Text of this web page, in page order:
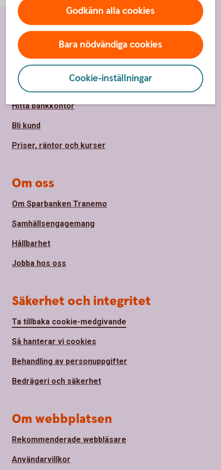
Godkänn alla cookies
Bara nödvändiga cookies
Cookie-inställningar
Sidfot
Hitta snabbt
Kontakta oss
Spärrhjälp
Hitta bankkontor
Bli kund
Priser, räntor och kurser
Om oss
Om Sparbanken Tranemo
Samhällsengagemang
Hållbarhet
Jobba hos oss
Säkerhet och integritet
Ta tillbaka cookie-medgivande
Så hanterar vi cookies
Behandling av personuppgifter
Bedrägeri och säkerhet
Om webbplatsen
Rekommenderade webbläsare
Användarvillkor